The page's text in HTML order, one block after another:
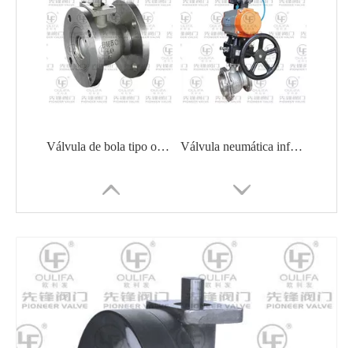
Válvula de bola tipo oblea duradera de acero inoxidable para aplicaciones industriales Válvula neumática inferior del tanque XGQ641PPL